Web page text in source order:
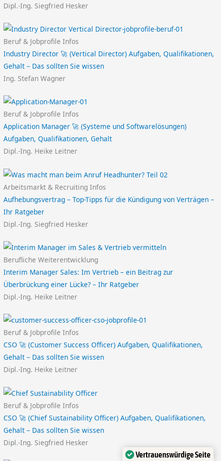
Dipl.-Ing. Siegfried Hesker
Beruf & Jobprofile Infos
Industry Director 🚀 (Vertical Director) Aufgaben, Qualifikationen,
Gehalt – Das sollten Sie wissen
Ing. Stefan Wagner
Beruf & Jobprofile Infos
Application Manager 🚀 (Systeme und Softwarelösungen)
Aufgaben, Qualifikationen, Gehalt
Dipl.-Ing. Heike Leitner
Arbeitsmarkt & Recruiting Infos
Aufhebungsvertrag – Top-Tipps für die Kündigung von Verträgen –
Ihr Ratgeber
Dipl.-Ing. Siegfried Hesker
Berufliche Weiterentwicklung
Interim Manager Sales: Im Vertrieb – ein Beitrag zur
Überbrückung einer Lücke? – Ihr Ratgeber
Dipl.-Ing. Heike Leitner
Beruf & Jobprofile Infos
CSO 🚀 (Customer Success Officer) Aufgaben, Qualifikationen,
Gehalt – Das sollten Sie wissen
Dipl.-Ing. Heike Leitner
Beruf & Jobprofile Infos
CSO 🚀 (Chief Sustainability Officer) Aufgaben, Qualifikationen,
Gehalt – Das sollten Sie wissen
Dipl.-Ing. Siegfried Hesker
Vertrauenswürdige Seite